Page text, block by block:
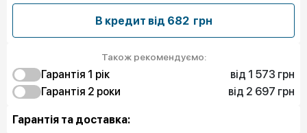
В кредит від 682 грн
Також рекомендуємо:
Гарантія 1 рік
від 1 573 грн
Захист від браку
1 573 грн
Гарантія 2 роки
від 2 697 грн
Захист екрану
Гарантія та доставка: